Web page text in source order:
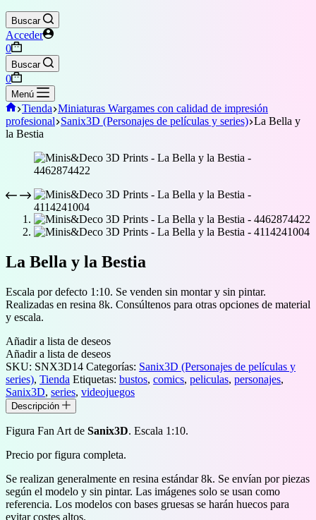
Buscar
Acceder
Carro
de
compra
0
Buscar
Carro
de
compra
0
Menú
Inicio
Tienda Miniaturas Wargames con calidad de impresión
profesional Sanix3D (Personajes de películas y series) La Bella y
la Bestia
La Bella y la Bestia
Escala por defecto 1:10. Se venden sin montar y sin pintar.
Realizadas en resina 8k. Consúltenos para otras opciones de material
y escala.
Añadir a lista de deseos
Añadir a lista de deseos
SKU: SNX3D14 Categorías: Sanix3D (Personajes de películas y
series), Tienda Etiquetas: bustos, comics, peliculas, personajes,
Sanix3D, series, videojuegos
Descripción
Figura Fan Art de Sanix3D. Escala 1:10.
Precio por figura completa.
Se realizan generalmente en resina estándar 8k. Se envían por piezas
según el modelo y sin pintar. Las imágenes solo se usan como
referencia. Los modelos con bases gruesas se harán huecos para
evitar costes altos.